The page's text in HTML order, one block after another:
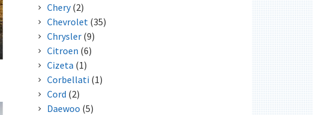
Chery(2)
Chevrolet (35)
Chrysler(9)
Citroen (6)
Cizeta (1)
Corbellati (1)
Cord (2)
Daewoo (5)